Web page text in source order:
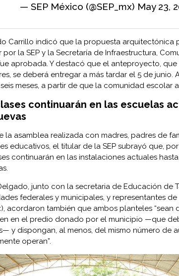
— SEP México (@SEP_mx) May 23,
Carrillo indicó que la propuesta arquitectónica
por la SEP y la Secretaría de Infraestructura,
aprobada. Y destacó que el anteproyecto,
se deberá entregar a más tardar el 5 de junio.
meses, a partir de que la comunidad escolar
continuarán en las escuelas
la asamblea realizada con madres, padres de
educativos, el titular de la SEP subrayó que,
continuarán en las instalaciones actuales
junto con la secretaria de Educación de
federales y municipales, y representantes
acordaron también que ambos planteles “sean
en el predio donado por el municipio —que
y dispongan, al menos, del mismo número de
operan”.